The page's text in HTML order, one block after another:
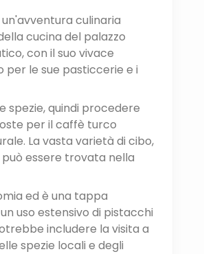
culinaria
cucina del palazzo
con il suo vivace
per le sue pasticcerie e i
spezie, quindi procedere
per il caffè turco
La vasta varietà di cibo,
essere trovata nella
ed è una tappa
uso estensivo di pistacchi
includere la visita a
spezie locali e degli